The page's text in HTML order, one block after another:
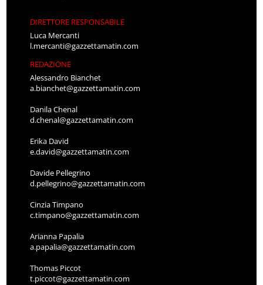
DIRETTORE RESPONSABILE
Luca Mercanti
l.mercanti@gazzettamatin.com
REDAZIONE
Alessandro Bianchet
a.bianchet@gazzettamatin.com
Danila Chenal
d.chenal@gazzettamatin.com
Erika David
e.david@gazzettamatin.com
Davide Pellegrino
d.pellegrino@gazzettamatin.com
Cinzia Timpano
c.timpano@gazzettamatin.com
Arianna Papalia
a.papalia@gazzettamatin.com
Thomas Piccot
t.piccot@gazzettamatin.com